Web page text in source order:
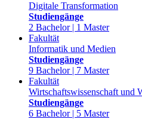
Digitale Transformation
Studiengänge
2 Bachelor | 1 Master
Fakultät
Informatik und Medien
Studiengänge
9 Bachelor | 7 Master
Fakultät
Wirtschaftswissenschaft und
Studiengänge
6 Bachelor | 5 Master